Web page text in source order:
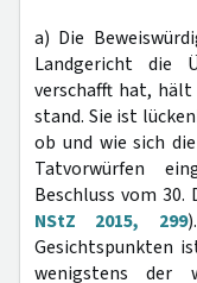
a) Die
Landgericht die
verschafft hat,
stand. Sie ist
ob und wie sich
Tatvorwürfen
Beschluss vom 30.
NStZ 2015, 299
Gesichtspunkten
wenigstens der